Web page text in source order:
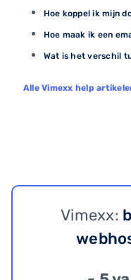
Hoe koppel ik mijn
Hoe maak ik een
Wat is het verschil
Alle Vimexx help
Vimexx: